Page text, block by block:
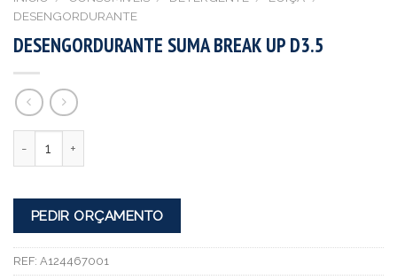
DESENGORDURANTE
DESENGORDURANTE SUMA BREAK UP D3.5
PEDIR ORÇAMENTO
REF: A124467001